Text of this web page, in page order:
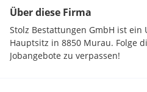
Über diese Firma
Stolz Bestattungen GmbH ist
Hauptsitz in 8850 Murau. Folge
Jobangebote zu verpassen!